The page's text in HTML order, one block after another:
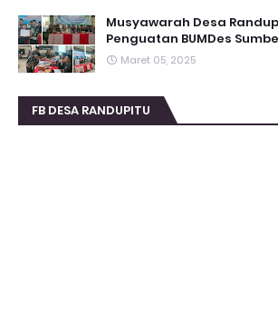
Musyawarah Desa
Penguatan BUMDes
Maret 05, 2025
FB DESA RANDUPITU